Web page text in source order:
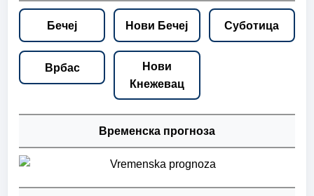
Бечеј Нови Бечеј Суботица
Врбас
Нови
Кнежевац
Временска прогноза